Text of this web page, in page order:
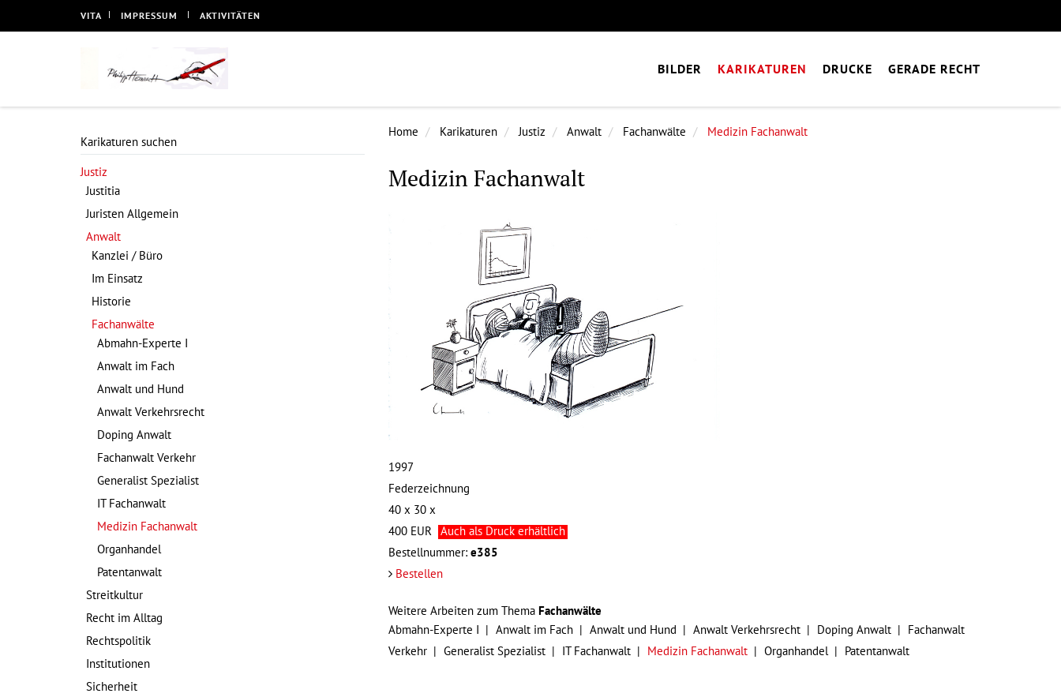
VITA IMPRESSUM AKTIVITÄTEN
BILDER KARIKATUREN DRUCKE GERADE RECHT
Home Karikaturen Justiz Anwalt Fachanwälte Medizin Fachanwalt
Medizin Fachanwalt
1997
Federzeichnung
40 x 30 x
400 EUR
Auch als Druck erhältlich
Bestellnummer: e385
Bestellen
Weitere Arbeiten zum Thema Fachanwälte
Abmahn-Experte I
Anwalt im Fach Anwalt und Hund Anwalt Verkehrsrecht Doping Anwalt
Fachanwalt
Verkehr
Generalist Spezialist IT Fachanwalt Medizin Fachanwalt Organhandel Patentanwalt
Karikaturen suchen
Justiz
Justitia
Juristen Allgemein
Anwalt
Kanzlei / Büro
Im Einsatz
Historie
Fachanwälte
Abmahn-Experte I
Anwalt im Fach
Anwalt und Hund
Anwalt Verkehrsrecht
Doping Anwalt
Fachanwalt Verkehr
Generalist Spezialist
IT Fachanwalt
Medizin Fachanwalt
Organhandel
Patentanwalt
Streitkultur
Recht im Alltag
Rechtspolitik
Institutionen
Sicherheit